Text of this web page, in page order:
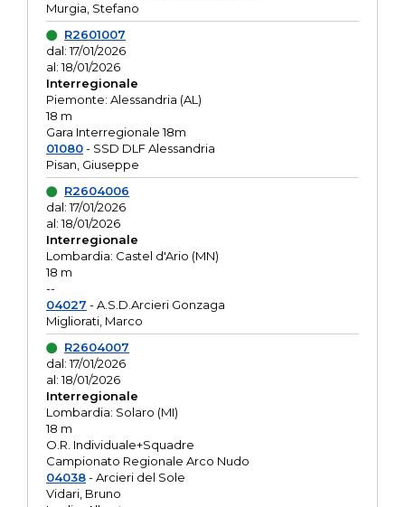
Murgia, Stefano
R2601007
dal: 17/01/2026
al: 18/01/2026
Interregionale
Piemonte: Alessandria (AL)
18 m
Gara Interregionale 18m
01080- SSD DLF Alessandria
Pisan, Giuseppe
R2604006
dal: 17/01/2026
al: 18/01/2026
Interregionale
Lombardia: Castel d'Ario (MN)
18 m
--
04027 - A.S.D.Arcieri Gonzaga
Migliorati, Marco
R2604007
dal: 17/01/2026
al: 18/01/2026
Interregionale
Lombardia: Solaro (MI)
18 m
O.R. Individuale+Squadre
Campionato Regionale Arco Nudo
04038- Arcieri del Sole
Vidari, Bruno